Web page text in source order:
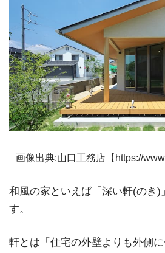
画像出典:山口工務店【https://
和風の家といえば「深い軒(のき)
す。
軒とは「住宅の外壁よりも外側